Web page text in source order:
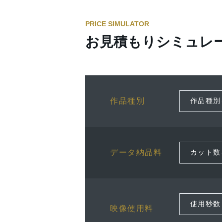
PRICE SIMULATOR
お見積もりシミュレ
作品種別
データ納品料
映像使用料